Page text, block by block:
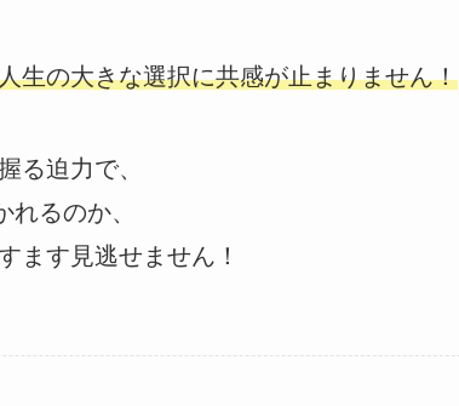
の大きな選択に共感が止まりません！
る迫力で、
るのか、
ます見逃せません！